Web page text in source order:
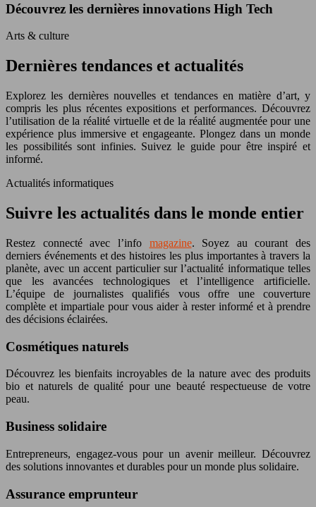
Découvrez les dernières innovations High Tech
Arts & culture
Dernières tendances et actualités
Explorez les dernières nouvelles et tendances en matière d’art, y
compris les plus récentes expositions et performances. Découvrez
l’utilisation de la réalité virtuelle et de la réalité augmentée pour une
expérience plus immersive et engageante. Plongez dans un monde
les possibilités sont infinies. Suivez le guide pour être inspiré et
informé.
Actualités informatiques
Suivre les actualités dans le monde entier
Restez connecté avec l’info magazine. Soyez au courant des
derniers événements et des histoires les plus importantes à travers la
planète, avec un accent particulier sur l’actualité informatique telles
que les avancées technologiques et l’intelligence artificielle.
L’équipe de journalistes qualifiés vous offre une couverture
complète et impartiale pour vous aider à rester informé et à prendre
des décisions éclairées.
Cosmétiques naturels
Découvrez les bienfaits incroyables de la nature avec des produits
bio et naturels de qualité pour une beauté respectueuse de votre
peau.
Business solidaire
Entrepreneurs, engagez-vous pour un avenir meilleur. Découvrez
des solutions innovantes et durables pour un monde plus solidaire.
Assurance emprunteur